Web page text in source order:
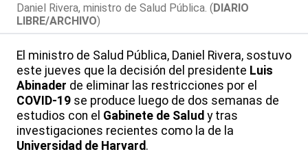
Daniel Rivera, ministro de Salud Pública. (DIARIO
LIBRE/ARCHIVO)
El ministro de Salud Pública, Daniel Rivera, sostuvo
este jueves que la decisión del presidente Luis
Abinader de eliminar las restricciones por el
COVID-19 se produce luego de dos semanas de
estudios con el Gabinete de Salud y tras
investigaciones recientes como la de la
Universidad de Harvard.